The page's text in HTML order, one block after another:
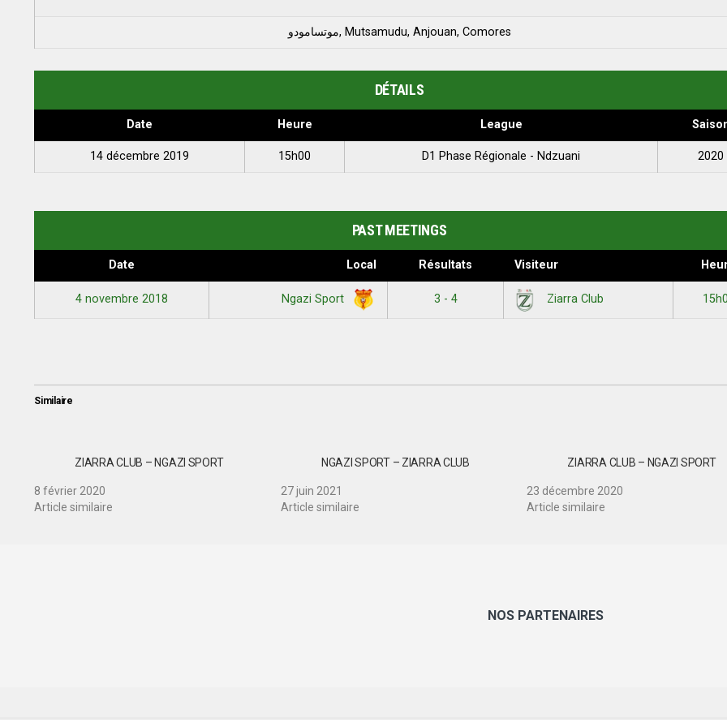
موتسامودو, Mutsamudu, Anjouan, Comores
DÉTAILS
Date Heure League
14 décembre 2019 15h00 D1 Phase Régionale - Ndzuani 2020
PAST MEETINGS
Date Local Résultats Visiteur
4 novembre 2018 Ngazi Sport 3 - 4 Ziarra Club
Similaire
ZIARRA CLUB – NGAZI SPORT
8 février 2020
Article similaire
NGAZI SPORT – ZIARRA CLUB
27 juin 2021
Article similaire
ZIARRA CLUB – NGAZI SPORT
23 décembre 2020
Article similaire
NOS PARTENAIRES